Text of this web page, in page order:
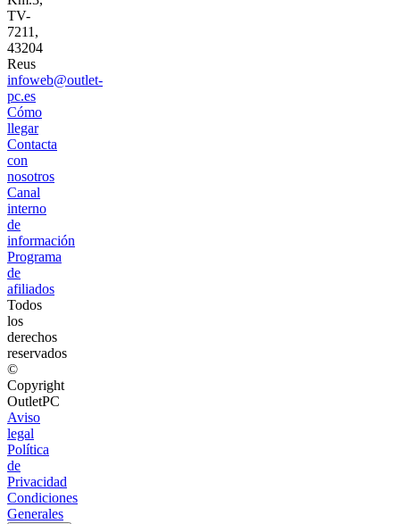
TV-
7211,
43204
Reus
infoweb@outlet-
pc.es
Cómo
llegar
Contacta
con
nosotros
Canal
interno
de
información
Programa
de
afiliados
Todos
los
derechos
reservados
©
Copyright
OutletPC
Aviso
legal
Política
de
Privacidad
Condiciones
Generales